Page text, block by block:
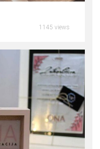
1145 views